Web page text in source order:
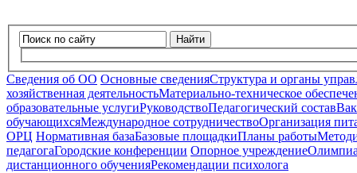
Найти
Сведения об ОО Основные сведенияСтруктура и органы
хозяйственная деятельностьМатериально-техническое
образовательные услугиРуководствоПедагогический состав
обучающихсяМеждународное сотрудничествоОрганизация
ОРЦ Нормативная базаБазовые площадкиПланы работы
педагогаГородские конференции Опорное учреждение
дистанционного обученияРекомендации психолога